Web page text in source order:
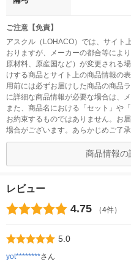
ご注意【免責】
アスクル（LOHACO）では、サイト
おりますが、メーカーの都合等によ
原材料、原産国など）が変更される
けする商品とサイト上の商品情報の
用前には必ずお届けした商品の商品
に詳細な商品情報が必要な場合は、
また、商品名における「セット」や
お約束するものではありません。お
場合がございます。あらかじめご了承
商品情報の
レビュー
4.75 （4件）
5.0
yot********さん